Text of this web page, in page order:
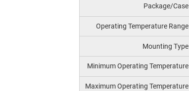
Package/Case
Operating Temperature Range
Mounting Type
Minimum Operating Temperature
Maximum Operating Temperature